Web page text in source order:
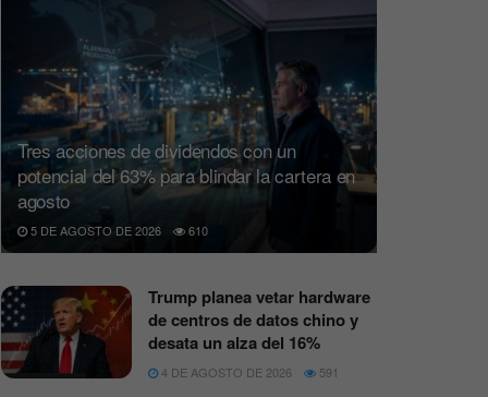
Tres acciones de dividendos con un
potencial del 63% para blindar la cartera en
agosto
5 DE AGOSTO DE 2026 610
Trump planea vetar hardware
de centros de datos chino y
desata un alza del 16%
4 DE AGOSTO DE 2026 591